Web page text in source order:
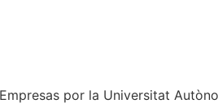
por la Universitat